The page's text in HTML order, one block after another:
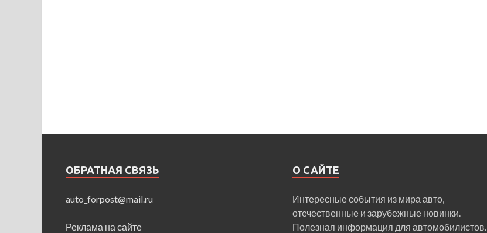
ОБРАТНАЯ СВЯЗЬ
auto_forpost@mail.ru
Реклама на сайте
О САЙТЕ
Интересные события из мира авто,
отечественные и зарубежные новинки.
Полезная информация для автомобилистов.